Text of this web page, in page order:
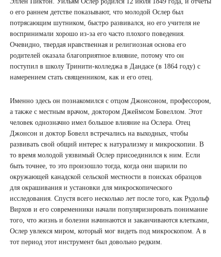
о его раннем детстве показывают, что молодой Ослер был
потрясающим шутником, быстро развивался, но его учителя не
воспринимали хорошо из-за его часто плохого поведения.
Очевидно, твердая нравственная и религиозная основа его
родителей оказала благоприятное влияние, потому что он
поступил в школу Тринити-колледжа в Дандасе (в 1864 году) с
намерением стать священником, как и его отец.
Именно здесь он познакомился с отцом Джонсоном, профессором,
а также с местным врачом, доктором Джеймсом Бовеллом. Этот
человек однозначно имел большое влияние на Ослера. Отец
Джонсон и доктор Бовелл встречались на выходных, чтобы
развивать свой общий интерес к натурализму и микроскопии. В
то время молодой уязвимый Ослер присоединился к ним. Если
быть точнее, то это произошло тогда, когда они шарили по
окружающей канадской сельской местности в поисках образцов
для окрашивания и установки для микроскопического
исследования. Спустя всего несколько лет после того, как Рудольф
Вирхов и его современники начали популяризировать понимание
того, что жизнь и болезни начинаются и заканчиваются клетками,
Ослер увлекся миром, который мог видеть под микроскопом. А в
тот период этот инструмент был довольно редким.